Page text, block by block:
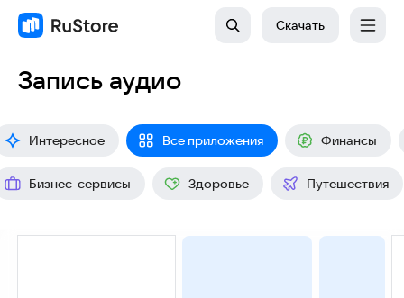
Скачать
Запись аудио
Интересное Все приложения Финансы
Бизнес-сервисы Здоровье Путешествия